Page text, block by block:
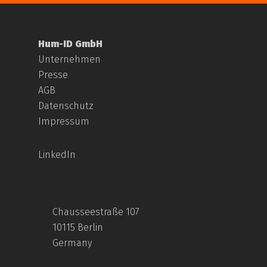
Hum-ID GmbH
Unternehmen
Presse
AGB
Datenschutz
Impressum
LinkedIn
Chausseestraße 107
10115 Berlin
Germany